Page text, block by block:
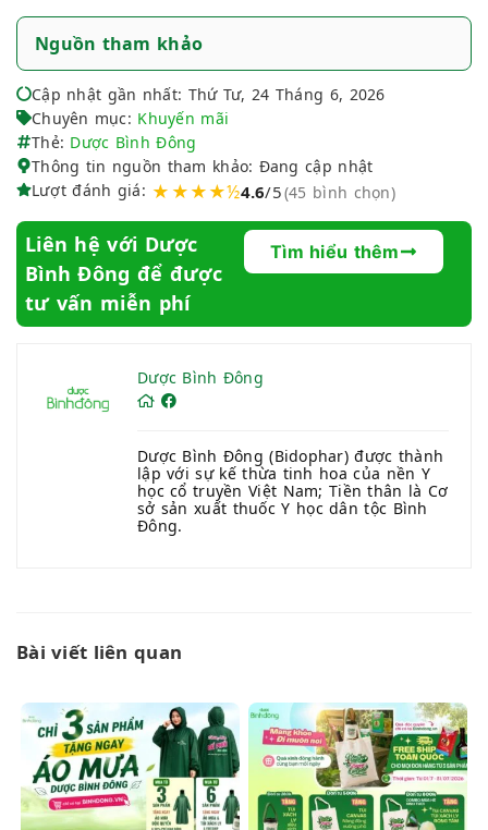
Nguồn tham khảo
Cập nhật gần nhất: Thứ Tư, 24 Tháng 6, 2026
Chuyên mục: Khuyến mãi
Thẻ: Dược Bình Đông
Thông tin nguồn tham khảo: Đang cập nhật
Lượt đánh giá: ★★★★½4.6/5(45 bình chọn)
Liên hệ với Dược
Bình Đông để được
tư vấn miễn phí
Tìm hiểu thêm
Dược Bình Đông
Dược Bình Đông (Bidophar) được thành
lập với sự kế thừa tinh hoa của nền Y
học cổ truyền Việt Nam; Tiền thân là Cơ
sở sản xuất thuốc Y học dân tộc Bình
Đông.
Bài viết liên quan